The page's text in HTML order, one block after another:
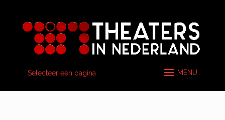
Selecteer een pagina